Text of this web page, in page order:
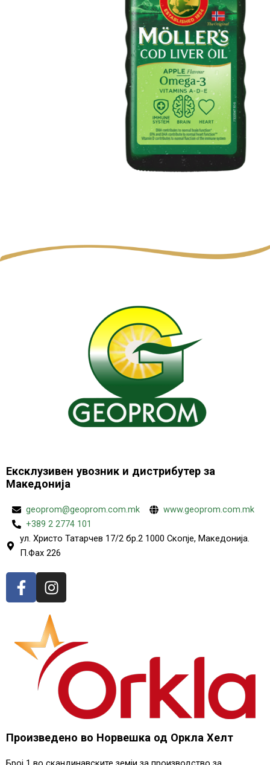
Ексклузивен увозник и дистрибутер за
Македонија
geoprom@geoprom.com.mk
www.geoprom.com.mk
+389 2 2774 101
ул. Христо Татарчев 17/2 бр.2 1000 Скопје, Македонија.
П.Фах 226
F
a
b
o
I
n
t
a
g
r
a
m
Произведено во Норвешка од Оркла Хелт